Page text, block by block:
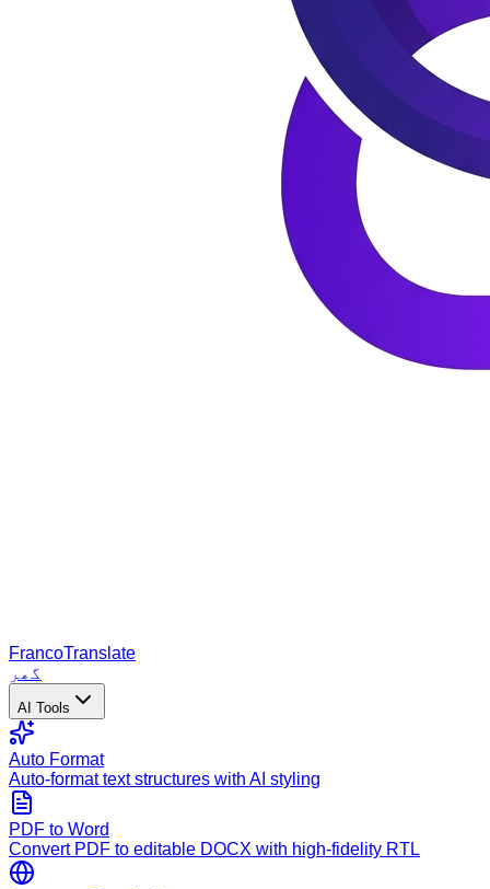
FrancoTranslate
گھر
AI Tools
Auto Format
Auto-format text structures with AI styling
PDF to Word
Convert PDF to editable DOCX with high-fidelity RTL